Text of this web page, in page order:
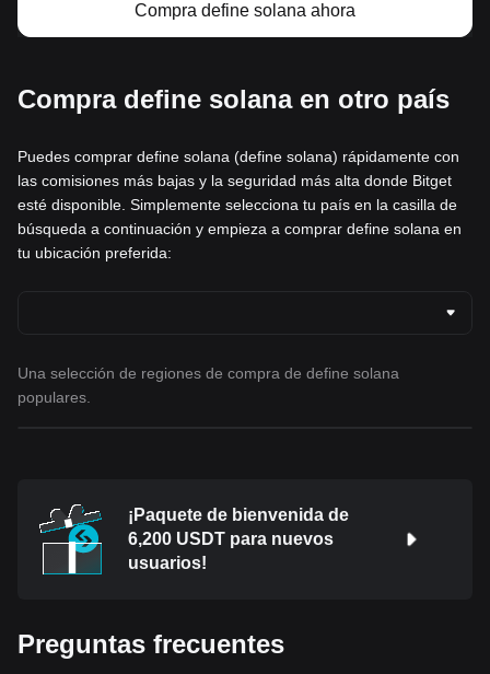
Compra define solana ahora
Compra define solana en otro país
Puedes comprar define solana (define solana) rápidamente con
las comisiones más bajas y la seguridad más alta donde Bitget
esté disponible. Simplemente selecciona tu país en la casilla de
búsqueda a continuación y empieza a comprar define solana en
tu ubicación preferida:
Una selección de regiones de compra de define solana
populares.
¡Paquete de bienvenida de
6,200 USDT para nuevos
usuarios!
Preguntas frecuentes